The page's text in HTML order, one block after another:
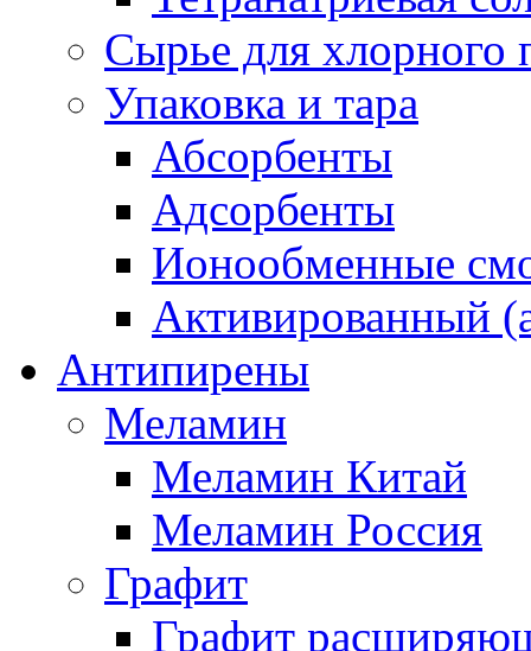
Сырье для хлорного
Упаковка и тара
Абсорбенты
Адсорбенты
Ионообменные
Активированный
Антипирены
Меламин
Меламин Китай
Меламин Россия
Графит
Графит